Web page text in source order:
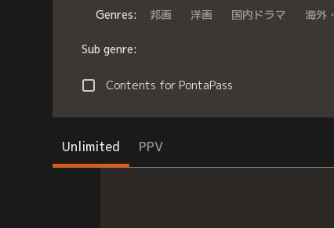
Genres: 邦画 洋画 国内ドラマ 海外
Sub genre:
Contents for PontaPass
Unlimited PPV